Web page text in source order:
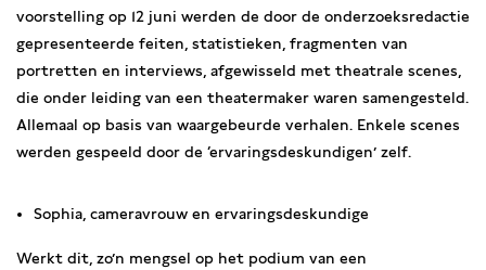
voorstelling op 12 juni werden de door de onderzoeksredactie
gepresenteerde feiten, statistieken, fragmenten van
portretten en interviews, afgewisseld met theatrale scenes,
die onder leiding van een theatermaker waren samengesteld.
Allemaal op basis van waargebeurde verhalen. Enkele scenes
werden gespeeld door de ‘ervaringsdeskundigen’ zelf.
Sophia, cameravrouw en ervaringsdeskundige
Werkt dit, zo’n mengsel op het podium van een